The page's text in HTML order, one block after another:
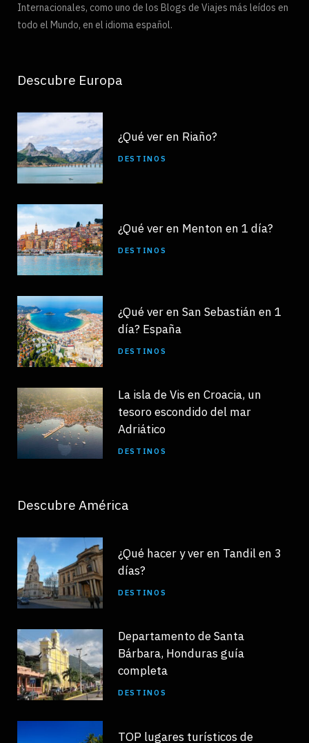
Internacionales, como uno de los Blogs de Viajes más leídos en
todo el Mundo, en el idioma español.
Descubre Europa
¿Qué ver en Riaño?
DESTINOS
¿Qué ver en Menton en 1 día?
DESTINOS
¿Qué ver en San Sebastián en 1
día? España
DESTINOS
La isla de Vis en Croacia, un
tesoro escondido del mar
Adriático
DESTINOS
Descubre América
¿Qué hacer y ver en Tandil en 3
días?
DESTINOS
Departamento de Santa
Bárbara, Honduras guía
completa
DESTINOS
TOP lugares turísticos de